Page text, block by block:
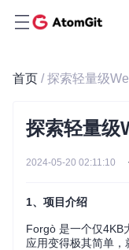
首页 / 探索轻量级
探索轻量级
2024-05-20 02:11:10
1、项目介绍
Forgò 是一个仅4KB
应用变得极其简单